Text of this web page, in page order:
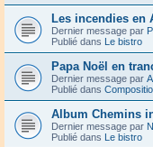
Les incendies en
Dernier message par
Publié dans Le bistro
Papa Noël en
Dernier message par
Publié dans
Album Chemins
Dernier message par
Publié dans Le bistro